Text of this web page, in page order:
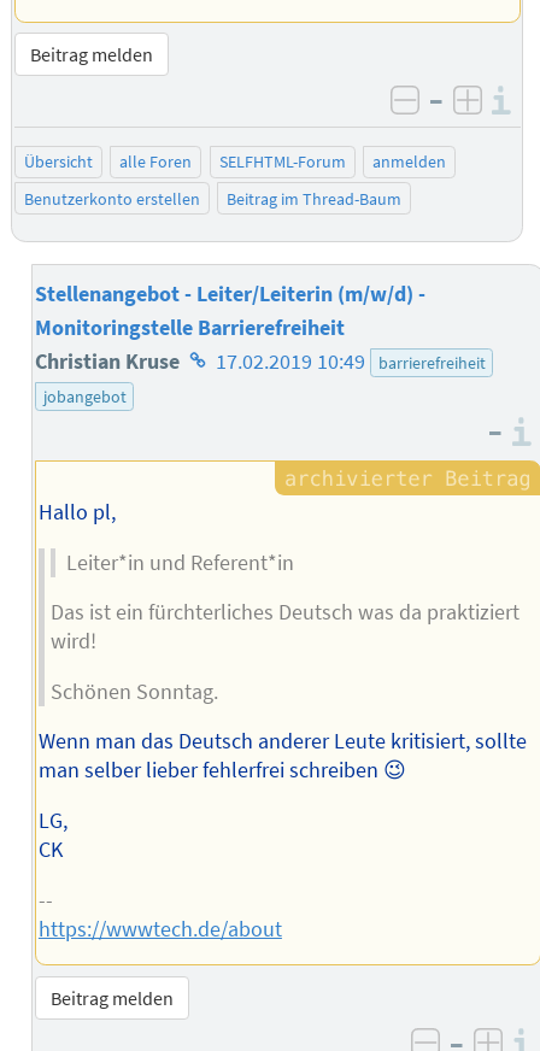
Beitrag melden
negativ
–
Übersicht alle Foren SELFHTML-Forum
anmelden
Benutzerkonto erstellen
Beitrag im Thread-Baum
Stellenangebot - Leiter/Leiterin (m/w/d) -
Monitoringstelle Barrierefreiheit
Christian Kruse Homepage
17.02.2019 10:49
barrierefreiheit
jobangebot
–
Hallo pl,
Leiter*in und Referent*in
Das ist ein fürchterliches Deutsch was da praktiziert
wird!
Schönen Sonntag.
Wenn man das Deutsch anderer Leute kritisiert, sollte
man selber lieber fehlerfrei schreiben 😉
LG,
CK
--
https://wwwtech.de/about
Beitrag melden
–